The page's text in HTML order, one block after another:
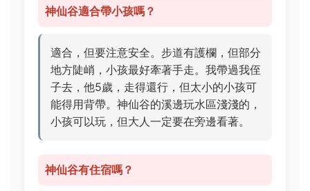
神仙谷適合帶小孩嗎？
適合，但要注意安全。步道有護欄，但部分
地方陡峭，小孩最好牽著手走。我帶過我侄
子去，他5歲，走得還行，但太小的小孩可
能得用背帶。神仙谷的溪邊玩水區淺淺的，
小孩可以玩，但大人一定要在旁邊看著。
神仙谷有住宿嗎？